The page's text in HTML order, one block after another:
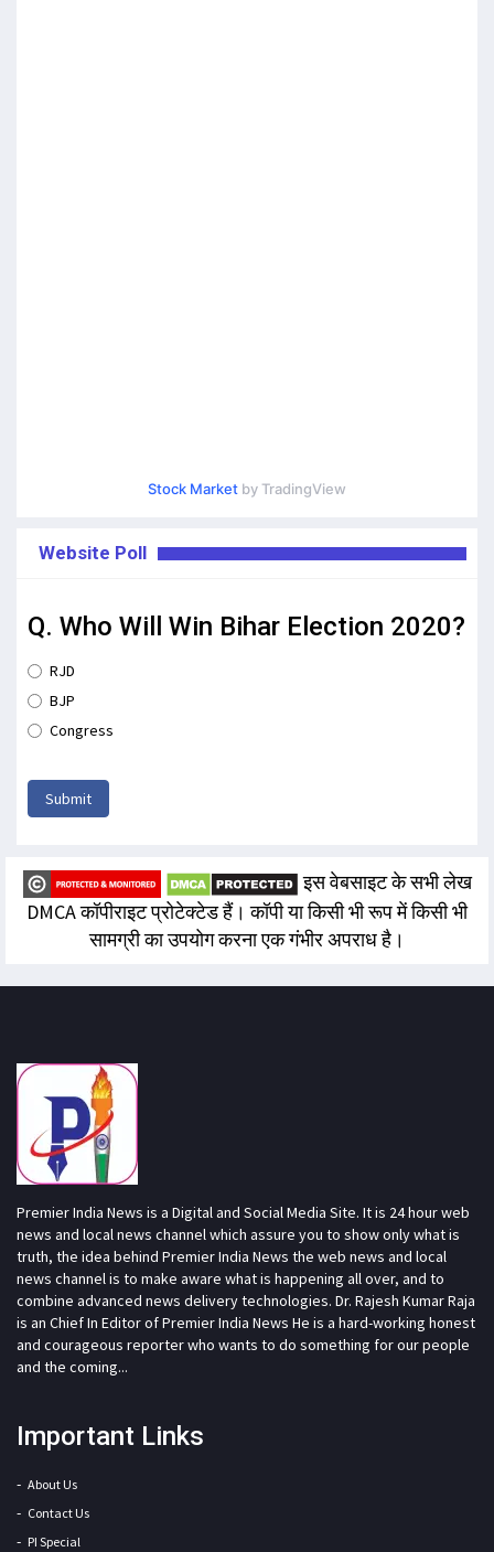
Stock Market by TradingView
Website Poll
Q. Who Will Win Bihar Election 2020?
RJD
BJP
Congress
Submit
इस वेबसाइट के सभी लेख
DMCA कॉपीराइट प्रोटेक्टेड हैं। कॉपी या किसी भी रूप में किसी भी
सामग्री का उपयोग करना एक गंभीर अपराध है।
Premier India News is a Digital and Social Media Site. It is 24 hour web
news and local news channel which assure you to show only what is
truth, the idea behind Premier India News the web news and local
news channel is to make aware what is happening all over, and to
combine advanced news delivery technologies. Dr. Rajesh Kumar Raja
is an Chief In Editor of Premier India News He is a hard-working honest
and courageous reporter who wants to do something for our people
and the coming...
Important Links
About Us
Contact Us
PI Special